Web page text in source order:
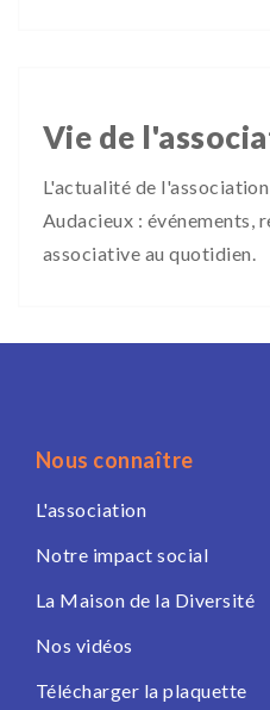
Vie de
L'actualité de
Audacieux : événements,
associative au quotidien.
Nous connaître
L'association
Notre impact social
La Maison de la Diversité
Nos vidéos
Télécharger la plaquette